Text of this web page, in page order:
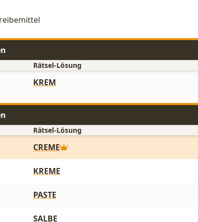
Rätsel-Lösung
KREM
Rätsel-Lösung
CREME
KREME
PASTE
SALBE